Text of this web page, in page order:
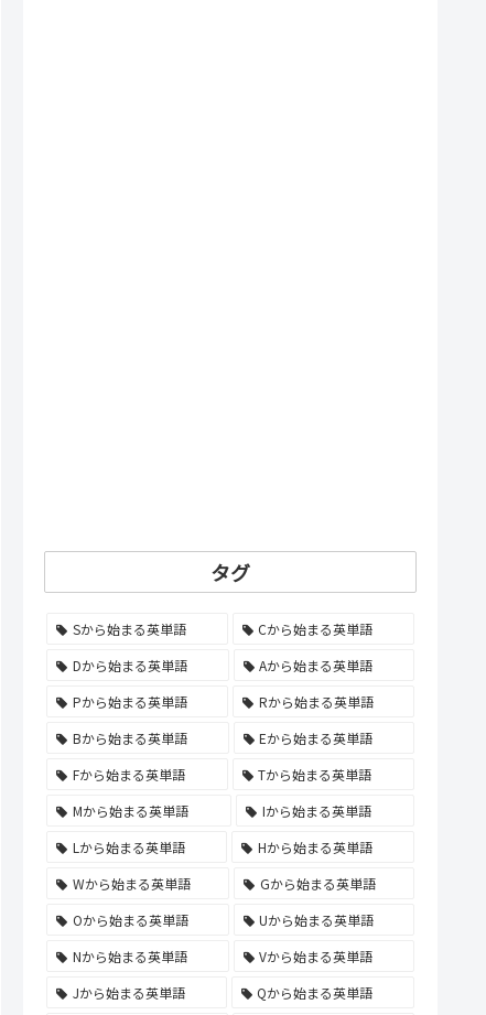
タグ
Sから始まる英単語
Cから始まる英単語
Dから始まる英単語
Aから始まる英単語
Pから始まる英単語
Rから始まる英単語
Bから始まる英単語
Eから始まる英単語
Fから始まる英単語
Tから始まる英単語
Mから始まる英単語
Iから始まる英単語
Lから始まる英単語
Hから始まる英単語
Wから始まる英単語
Gから始まる英単語
Oから始まる英単語
Uから始まる英単語
Nから始まる英単語
Vから始まる英単語
Jから始まる英単語
Qから始まる英単語